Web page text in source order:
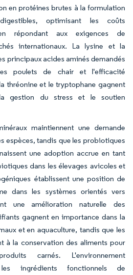
en protéines brutes à la formulation
optimisant les coûts
répondant aux exigences de
internationaux. La lysine et la
principaux acides aminés demandés
poulets de chair et l'efficacité
thréonine et le tryptophane gagnent
gestion du stress et le soutien
maintiennent une demande
espèces, tandis que les probiotiques
une adoption accrue en tant
dans les élevages avicoles et
établissent une position de
dans les systèmes orientés vers
une amélioration naturelle des
gagnent en importance dans la
et en aquaculture, tandis que les
à la conservation des aliments pour
carnés. L'environnement
ingrédients fonctionnels de